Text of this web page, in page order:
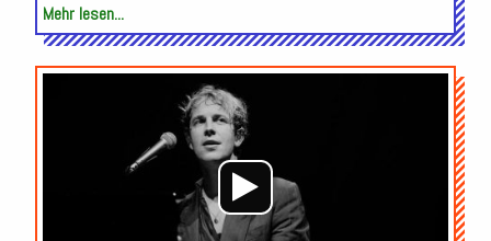
Mehr lesen...
Audio-
Player